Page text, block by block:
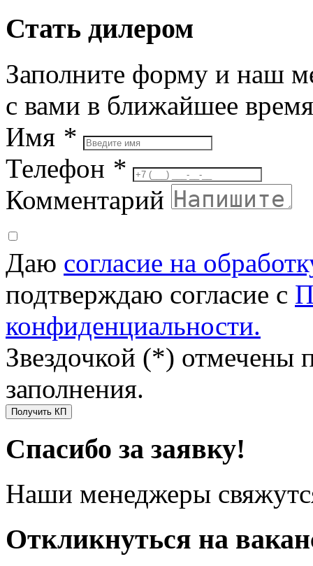
Стать дилером
Заполните форму и наш
с вами в ближайшее время
Имя *
Телефон *
Комментарий
Даю согласие на
подтверждаю согласие с
конфиденциальности.
Звездочкой (*) отмечены
заполнения.
Получить КП
Спасибо за заявку!
Наши менеджеры
Откликнуться на